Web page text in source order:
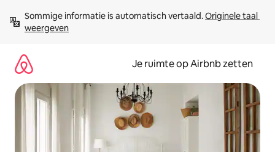
direct
naar
Sommige informatie is automatisch vertaald. Originele taal
weergeven
Je ruimte op Airbnb zetten